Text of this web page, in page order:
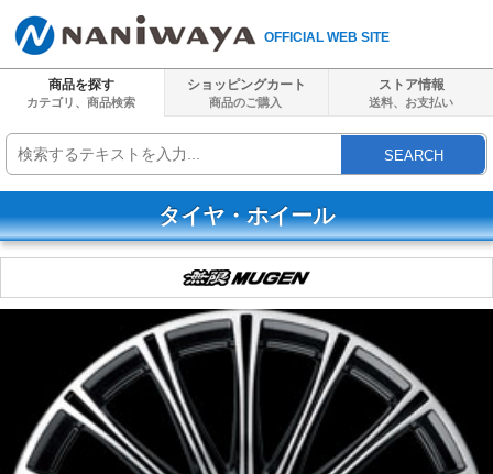
OFFICIAL WEB SITE
商品を探す
カテゴリ、商品検索
ショッピングカート
商品のご購入
ストア情報
送料、 お支払い
SEARCH
タイヤ・ホイール